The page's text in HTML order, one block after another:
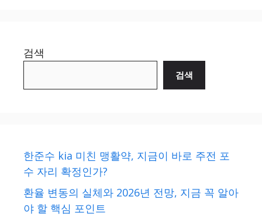
검색
검색
한준수 kia 미친 맹활약, 지금이 바로 주전 포
수 자리 확정인가?
환율 변동의 실체와 2026년 전망, 지금 꼭 알아
야 할 핵심 포인트